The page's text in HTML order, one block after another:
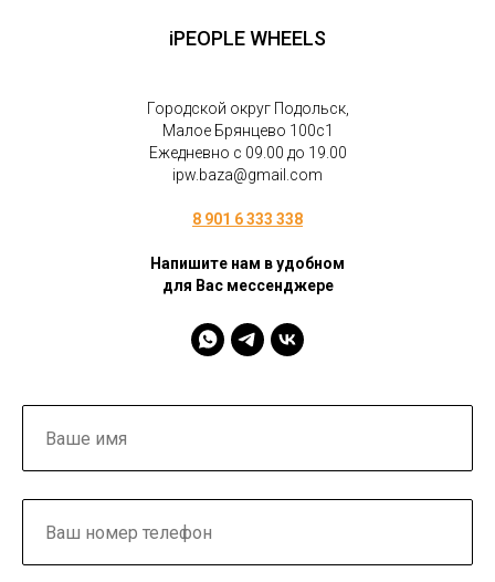
iPEOPLE WHEELS
Городской округ Подольск,
Малое Брянцево 100с1
Ежедневно с 09.00 до 19.00
ipw.baza@gmail.com
8 901 6 333 338
Напишите нам в удобном
для Вас мессенджере